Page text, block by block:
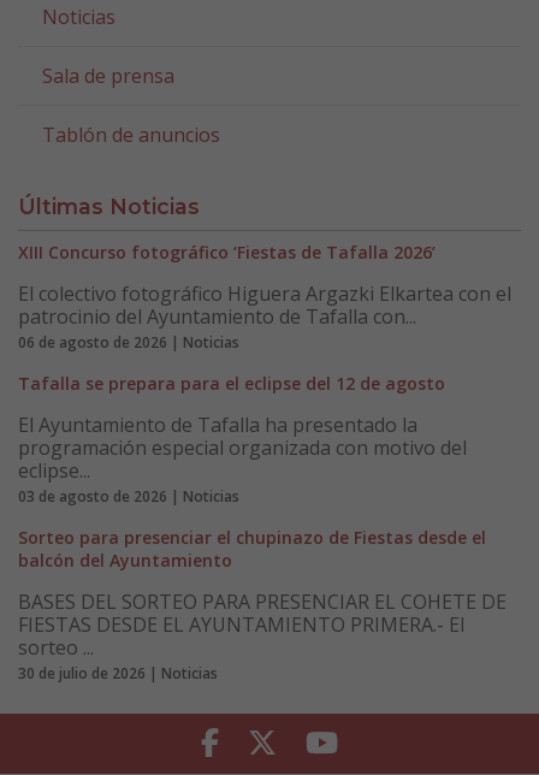
Noticias
Sala de prensa
Tablón de anuncios
Últimas Noticias
XIII Concurso fotográfico ‘Fiestas de Tafalla 2026’
El colectivo fotográfico Higuera Argazki Elkartea con el
patrocinio del Ayuntamiento de Tafalla con...
06 de agosto de 2026 | Noticias
Tafalla se prepara para el eclipse del 12 de agosto
El Ayuntamiento de Tafalla ha presentado la
programación especial organizada con motivo del
eclipse...
03 de agosto de 2026 | Noticias
Sorteo para presenciar el chupinazo de Fiestas desde el
balcón del Ayuntamiento
BASES DEL SORTEO PARA PRESENCIAR EL COHETE DE
FIESTAS DESDE EL AYUNTAMIENTO PRIMERA.- El
sorteo ...
30 de julio de 2026 | Noticias
Facebook Twitter Youtube